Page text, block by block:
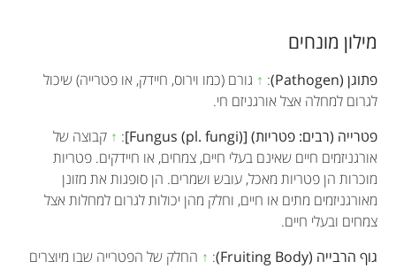
מילון מונחים
פתוגן (Pathogen) :
↑ גורם (כמו וירוס, חיידק, או פטרייה) שיכול
לגרום למחלה אצל אורגניזם חי.
פטרייה (רבים: פטריות) [Fungus (pl. fungi)]
:
↑ קבוצה של
אורגניזמים חיים שאינם בעלי חיים, צמחים, או חיידקים. פטריות
מוכרות הן פטריות מאכל, עובש ושמרים. הן סופגות את מזונן
מאורגניזמים מתים או חיים, וחלק מהן יכולות לגרום למחלות אצל
צמחים ובעלי חיים.
גוף הרבייה (Fruiting Body)
:
↑ החלק של הפטרייה שבו מיוצרים